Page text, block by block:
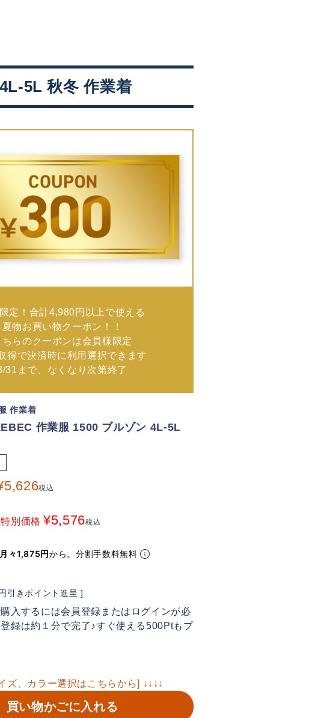
5L 秋冬 作業着
定！合計4,980円以上で使える
夏物お買い物クーポン！！
ちらのクーポンは会員様限定
得で決済時に利用選択できます
31まで、なくなり次第終了
作業着
作業服 1500 ブルゾン 4L-5L
5,626税込
別価格 ¥5,576税込
月々1,875円から。分割手数料無料
引きポイント進呈 ]
入するには会員登録またはログインが必
録は約１分で完了♪すぐ使える500Ptもプ
ズ、カラー選択はこちらから] ↓↓↓↓
買い物かごに入れる